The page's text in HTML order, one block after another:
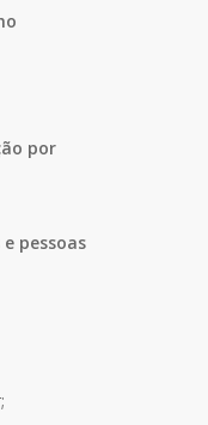
por
pessoas